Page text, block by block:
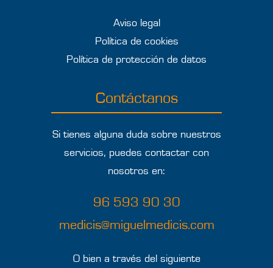
Aviso legal
Política de cookies
Política de protección de datos
Contáctanos
Si tienes alguna duda sobre nuestros
servicios, puedes contactar con
nosotros en:
96 593 90 30
medicis@miguelmedicis.com
O bien a través del siguiente